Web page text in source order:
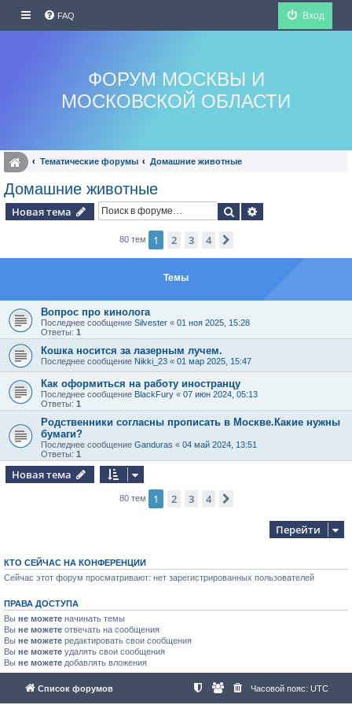
FAQ Вход
ФОРУМ МОСКВЫ И
МОСКОВСКОЙ ОБЛАСТИ
Тематические форумы Домашние животные
Домашние животные
Новая тема Поиск
80 тем 1 2 3 4
Темы
Вопрос про кинолога
Последнее сообщение Silvester « 01 ноя 2025, 15:28
Ответы: 1
Кошка носится за лазерным лучем.
Последнее сообщение Nikki_23 « 01 мар 2025, 15:47
Как оформиться на работу иностранцу
Последнее сообщение BlackFury « 07 июн 2024, 05:13
Ответы: 1
Родственники согласны прописать в Москве.Какие нужны
бумаги?
Последнее сообщение Ganduras « 04 май 2024, 13:51
Ответы: 1
Новая тема
80 тем 1 2 3 4
Перейти
КТО СЕЙЧАС НА КОНФЕРЕНЦИИ
Сейчас этот форум просматривают: нет зарегистрированных пользователей
ПРАВА ДОСТУПА
Вы не можете начинать темы
Вы не можете отвечать на сообщения
Вы не можете редактировать свои сообщения
Вы не можете удалять свои сообщения
Вы не можете добавлять вложения
Список форумов Часовой пояс: UTC